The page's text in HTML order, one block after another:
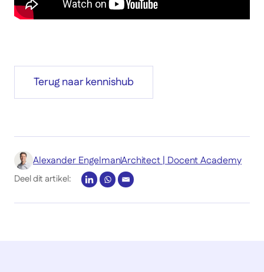
Terug naar kennishub
Alexander EngelmanArchitect | Docent Academy
Deel dit artikel: